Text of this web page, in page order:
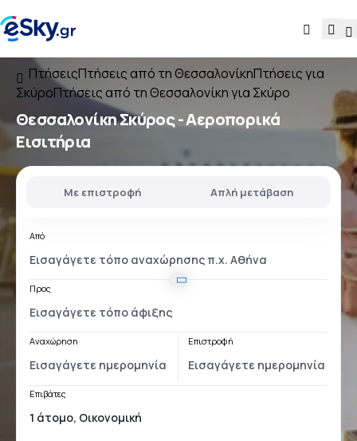
ΠτήσειςΠτήσεις από τη ΘεσσαλονίκηΠτήσεις για
ΣκύροΠτήσεις από τη Θεσσαλονίκη για Σκύρο
Θεσσαλονίκη Σκύρος- Αεροπορικά
Εισιτήρια
Με επιστροφή Απλή μετάβαση
Από
Προς
Αναχώρηση Επιστροφή
Επιβάτες